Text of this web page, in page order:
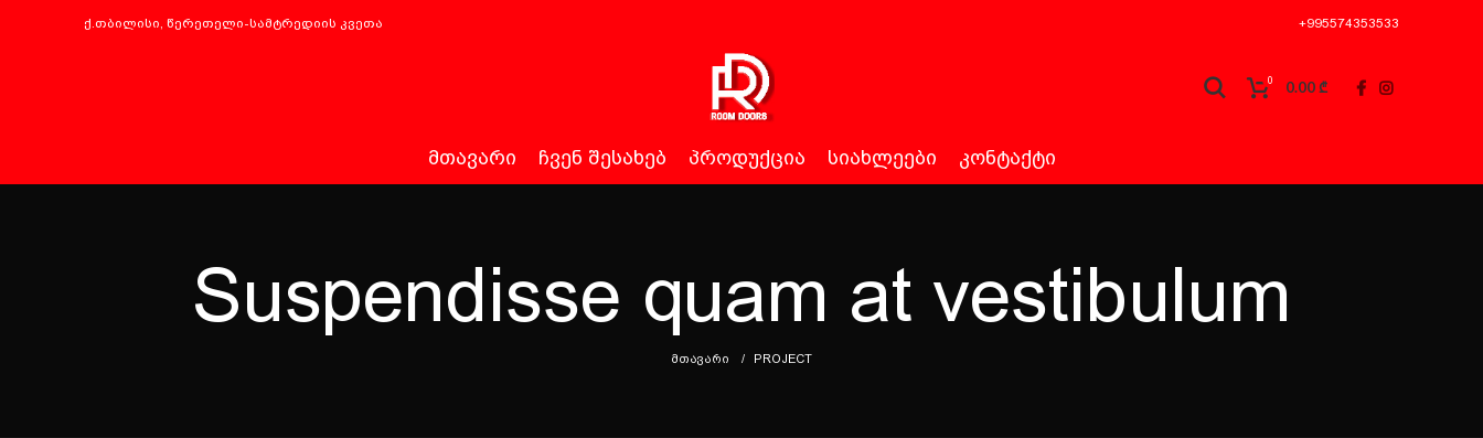
ქ.თბილისი, წერეთელი-სამტრედიის კვეთა +995574353533
0 0.00₾
ᲛᲗᲐᲕᲐᲠᲘ ᲩᲕᲔᲜ ᲨᲔᲡᲐᲮᲔᲑ ᲞᲠᲝᲓᲣᲥᲪᲘᲐ ᲡᲘᲐᲮᲚᲔᲔᲑᲘ ᲙᲝᲜᲢᲐᲥᲢᲘ
Suspendisse quam at vestibulum
ᲛᲗᲐᲕᲐᲠᲘ PROJECT